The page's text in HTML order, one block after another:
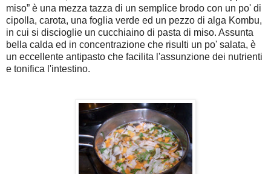
miso” è una mezza tazza di un semplice brodo con un po' di
cipolla, carota, una foglia verde ed un pezzo di alga Kombu,
in cui si discioglie un cucchiaino di pasta di miso. Assunta
bella calda ed in concentrazione che risulti un po' salata, è
un eccellente antipasto che facilita l'assunzione dei nutrienti
e tonifica l'intestino.